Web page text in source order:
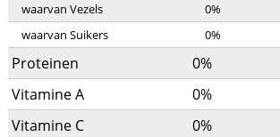
waarvan Vezels 0%
waarvan Suikers
0%
Proteinen 0%
Vitamine A
0%
Vitamine C
0%